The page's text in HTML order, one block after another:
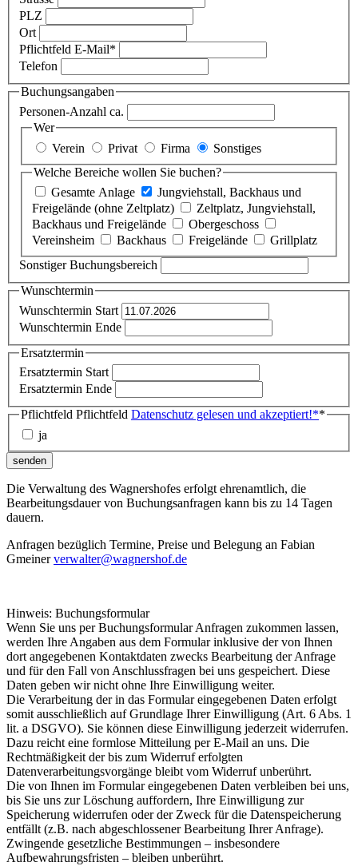
PLZ
Ort
Pflichtfeld E-Mail*
Telefon
Buchungsangaben
Personen-Anzahl ca.
Wer
Verein
Privat Firma
Sonstiges
Welche Bereiche wollen Sie buchen?
Gesamte Anlage
Jungviehstall, Backhaus und
Freigelände (ohne Zeltplatz)
Zeltplatz, Jungviehstall,
Backhaus und Freigelände
Obergeschoss
Vereinsheim
Backhaus Freigelände
Grillplatz
Sonstiger Buchungsbereich
Wunschtermin
Wunschtermin Start
Wunschtermin Ende
Ersatztermin
Ersatztermin Start
Ersatztermin Ende
Pflichtfeld Pflichtfeld Datenschutz gelesen und akzeptiert!**
ja
senden
Die Verwaltung des Wagnershofes erfolgt ehrenamtlich, die
Bearbeitungsdauer von Buchungsanfragen kann bis zu 14 Tagen
dauern.
Anfragen bezüglich Termine, Preise und Belegung an Fabian
Gmeinerverwalter@wagnershof.de
Hinweis: Buchungsformular
Wenn Sie uns per Buchungsformular Anfragen zukommen lassen,
werden Ihre Angaben aus dem Formular inklusive der von Ihnen
dort angegebenen Kontaktdaten zwecks Bearbeitung der Anfrage
und für den Fall von Anschlussfragen bei uns gespeichert. Diese
Daten geben wir nicht ohne Ihre Einwilligung weiter.
Die Verarbeitung der in das Formular eingegebenen Daten erfolgt
somit ausschließlich auf Grundlage Ihrer Einwilligung (Art. 6 Abs. 1
lit. a DSGVO). Sie können diese Einwilligung jederzeit widerrufen.
Dazu reicht eine formlose Mitteilung per E-Mail an uns. Die
Rechtmäßigkeit der bis zum Widerruf erfolgten
Datenverarbeitungsvorgänge bleibt vom Widerruf unberührt.
Die von Ihnen im Formular eingegebenen Daten verbleiben bei uns,
bis Sie uns zur Löschung auffordern, Ihre Einwilligung zur
Speicherung widerrufen oder der Zweck für die Datenspeicherung
entfällt (z.B. nach abgeschlossener Bearbeitung Ihrer Anfrage).
Zwingende gesetzliche Bestimmungen – insbesondere
Aufbewahrungsfristen – bleiben unberührt.